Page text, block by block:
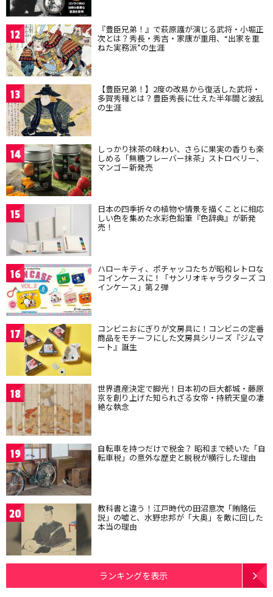
12 『豊臣兄弟！』で萩原護が演じる武将・小堀正
次とは？秀長・秀吉・家康が重用、“出家を重
ねた実務派”の生涯
13 【豊臣兄弟！】2度の改易から復活した武将・
多賀秀種とは？豊臣秀長に仕えた半年間と波乱
の生涯
14 しっかり抹茶の味わい、さらに果実の香りも楽
しめる「無糖フレーバー抹茶」ストロベリー、
マンゴー新発売
15 日本の四季折々の植物や情景を描くことに相応
しい色を集めた水彩色鉛筆『色辞典』が新発
売！
16 ハローキティ、ポチャッコたちが昭和レトロな
コインケースに！「サンリオキャラクターズ コ
インケース」第２弾
17 コンビニおにぎりが文房具に！コンビニの定番
商品をモチーフにした文房具シリーズ『ジムマ
ート』誕生
18 世界遺産決定で脚光！日本初の巨大都城・藤原
京を創り上げた知られざる女帝・持統天皇の凄
絶な執念
19 自転車を持つだけで税金？ 昭和まで続いた「自
転車税」の意外な歴史と脱税が横行した理由
20 教科書と違う！江戸時代の田沼意次「賄賂伝
説」の嘘と、水野忠邦が「大奥」を敵に回した
本当の理由
ランキングを表示